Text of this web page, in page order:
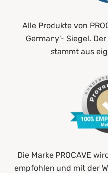
Alle Produkte von
Germany'- Siegel.
stammt aus
Die Marke PROCAVE
empfohlen und mit der